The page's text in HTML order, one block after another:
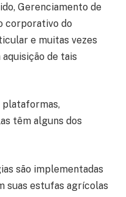
Gerenciamento de
corporativo do
e muitas vezes
de tais
plataformas,
têm alguns dos
são implementadas
suas estufas agrícolas